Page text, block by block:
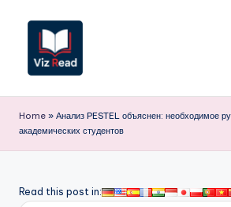
Перейти
содержимому
iz
R
a
Home » Анализ PESTEL объяснен: необходимое
академических студентов
Read this post in: